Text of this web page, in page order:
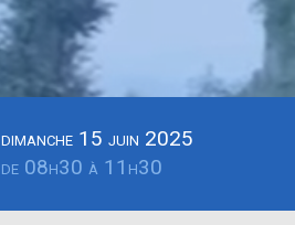
dimanche 15 juin 2025
de 08h30 à 11h30